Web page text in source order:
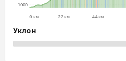
1000
0 км 22 км 44 км
Уклон